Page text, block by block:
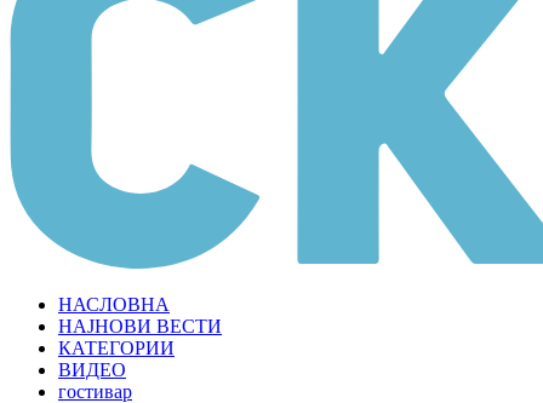
НАСЛОВНА
НАЈНОВИ ВЕСТИ
КАТЕГОРИИ
ВИДЕО
гостивар